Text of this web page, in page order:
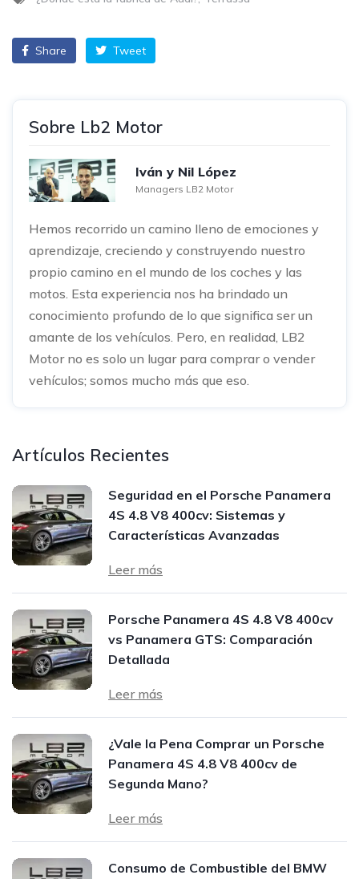
Share Tweet
Sobre Lb2 Motor
Iván y Nil López
Managers LB2 Motor
Hemos recorrido un camino lleno de emociones y
aprendizaje, creciendo y construyendo nuestro
propio camino en el mundo de los coches y las
motos. Esta experiencia nos ha brindado un
conocimiento profundo de lo que significa ser un
amante de los vehículos. Pero, en realidad, LB2
Motor no es solo un lugar para comprar o vender
vehículos; somos mucho más que eso.
Artículos Recientes
Seguridad en el Porsche Panamera
4S 4.8 V8 400cv: Sistemas y
Características Avanzadas
Leer más
Porsche Panamera 4S 4.8 V8 400cv
vs Panamera GTS: Comparación
Detallada
Leer más
¿Vale la Pena Comprar un Porsche
Panamera 4S 4.8 V8 400cv de
Segunda Mano?
Leer más
Consumo de Combustible del BMW